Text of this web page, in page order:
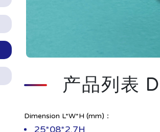
产品列表
Dimension L*W*H (mm)：
25*08*2.7H